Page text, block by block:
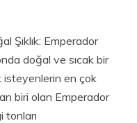
Şıklık: Emperador
doğal ve sıcak bir
en çok
biri olan Emperador
tonları